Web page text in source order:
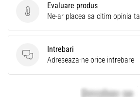
Evaluare produs
Evaluare produs
Ne-ar placea sa citim opinia ta
Intrebari
Intrebari
Adreseaza-ne orice intrebare